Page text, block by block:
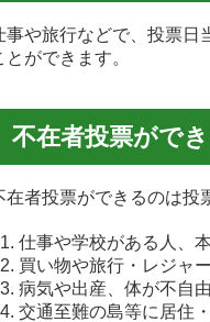
や旅行などで、投票日
とができます。
不在者投票がで
者投票ができるのは投
仕事や学校がある人、
買い物や旅行・レジャ
病気や出産、体が不自
交通至難の島等に居住